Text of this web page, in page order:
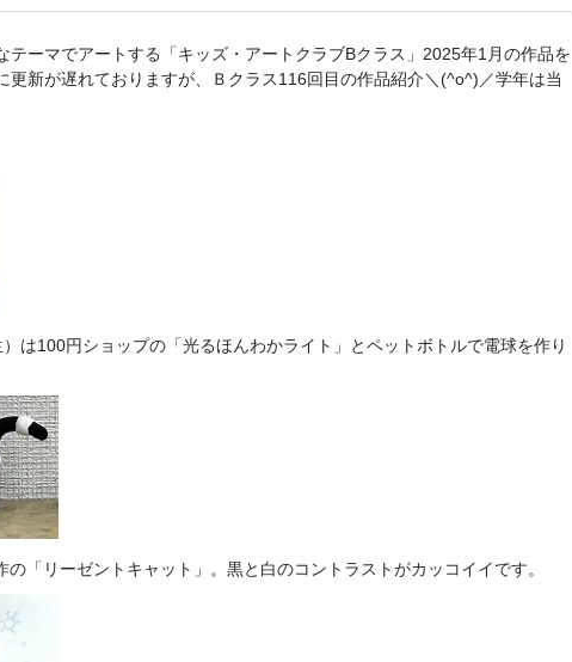
テーマでアートする「キッズ・アートクラブBクラス」2025年1月の作品を
更新が遅れておりますが、Ｂクラス116回目の作品紹介＼(^o^)／学年は当
は100円ショップの「光るほんわかライト」とペットボトルで電球を作り
の「リーゼントキャット」。黒と白のコントラストがカッコイイです。